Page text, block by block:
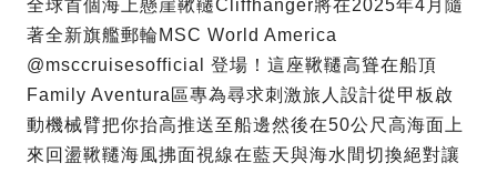
全球首個海上懸崖鞦韆Cliffhanger將在2025年4月隨
著全新旗艦郵輪MSC World America
@msccruisesofficial 登場！這座鞦韆高聳在船頂
Family Aventura區專為尋求刺激旅人設計從甲板啟
動機械臂把你抬高推送至船邊然後在50公尺高海面上
來回盪鞦韆海風拂面視線在藍天與海水間切換絕對讓